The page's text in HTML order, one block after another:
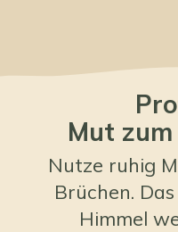
Mut
Nutze ruhig
Brüchen.
Himmel